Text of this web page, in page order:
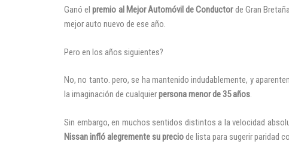
Ganó elpremio al Mejor Automóvil de Conductorde Gran
mejor auto nuevo de ese año.
Pero en los años siguientes?
No, no tanto. pero, se ha mantenido indudablemente, y
la imaginación de cualquierpersona menor de 35 años.
Sin embargo, en muchos sentidos distintos a la velocidad
Nissan infló alegremente su preciode lista para sugerir paridad